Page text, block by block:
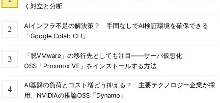
く対立と分断
AIインフラ不足の解決策？ 手間なしでAI検証環境を確保できる
「Google Colab CLI」
「脱VMware」の移行先としても注目――サーバ仮想化
OSS「Proxmox VE」をインストールする方法
AI基盤の負荷とコスト増どう抑える？ 主要テクノロジー企業が採
用、NVIDIAの推論OSS「Dynamo」